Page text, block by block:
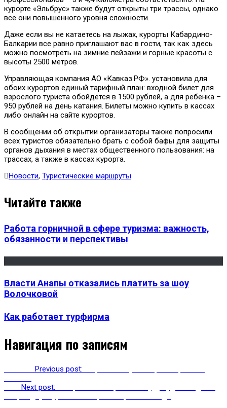
курорте «Эльбрус» также будут открыты три трассы, однако
все они повышенного уровня сложности.
Даже если вы не катаетесь на лыжах, курорты Кабардино-
Балкарии все равно приглашают вас в гости, так как здесь
можно посмотреть на зимние пейзажи и горные красоты с
высоты 2500 метров.
Управляющая компания АО «Кавказ.РФ». установила для
обоих курортов единый тарифный план: входной билет для
взрослого туриста обойдется в 1500 рублей, а для ребенка –
950 рублей на день катания. Билеты можно купить в кассах
либо онлайн на сайте курортов.
В сообщении об открытии организаторы также попросили
всех туристов обязательно брать с собой бафы для защиты
органов дыхания в местах общественного пользования: на
трассах, а также в кассах курорта.
Новости, Туристические маршруты
Читайте также
Работа горничной в сфере туризма: важность,
обязанности и перспективы
Власти Анапы отказались платить за шоу
Волочковой
Как работает турфирма
Навигация по записям
Previous post:
Next post: